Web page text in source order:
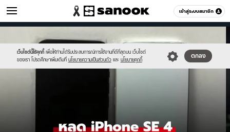
เข้าสู่ระบบสมาชิก
ไอที หมวดอื่นๆ
เว็บไซต์นี้ใช้คุกกี้ เพื่อให้ท่านได้รับประสบการณ์การใช้งานที่ดีที่สุดบน เว็บไซต์
ของเรา โปรดศึกษาเพิ่มเติมที่ นโยบายความเป็นส่วนตัว และ นโยบายคุกกี้
ตกลง
new-
sanook.png